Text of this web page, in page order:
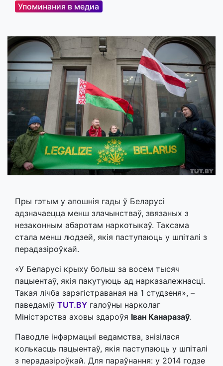
Упоминания в медиа
Пры гэтым у апошнія гады ў Беларусі
адзначаецца менш злачынстваў, звязаных з
незаконным абаротам наркотыкаў. Таксама
стала менш людзей, якія паступаюць у шпіталі з
перадазіроўкай.
«У Беларусі крыху больш за восем тысяч
пацыентаў, якія пакутуюць ад нарказалежнасці.
Такая лічба зарэгістраваная на 1 студзеня», –
паведаміў TUT.BY галоўны нарколаг
Міністэрства аховы здароўя Іван Канаразаў.
Паводле інфармацыі ведамства, знізілася
колькасць пацыентаў, якія паступаюць у шпіталі
з перадазіроўкай. Для параўнання: у 2014 годзе